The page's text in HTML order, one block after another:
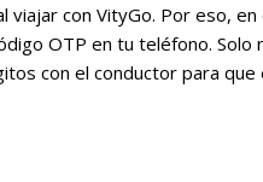
con VityGo. Por eso, en
OTP en tu teléfono. Solo
con el conductor para que